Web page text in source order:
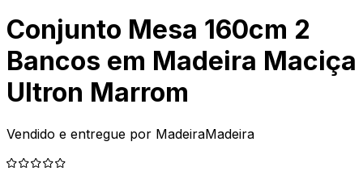
Conjunto Mesa 160cm 2
Bancos em Madeira Maciça
Ultron Marrom
Vendido e entregue por MadeiraMadeira